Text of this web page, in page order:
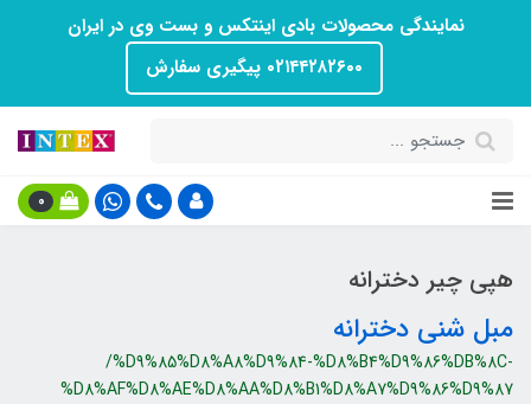
نمایندگی محصولات بادی اینتکس و بست وی در ایران
۰۲۱۴۴۲۸۲۶۰۰ پیگیری سفارش
0
هپی چیر دخترانه
مبل شنی دخترانه
/%D9%85%D8%A8%D9%84-%D8%B4%D9%86%DB%8C-
%D8%AF%D8%AE%D8%AA%D8%B1%D8%A7%D9%86%D9%87